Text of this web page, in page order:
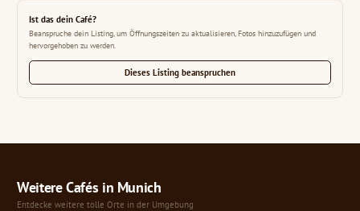
Ist das dein Café?
Beanspruche dein Listing, um Öffnungszeiten zu aktualisieren, Fotos hinzuzufügen und
hervorgehoben zu werden.
Dieses Listing beanspruchen
Weitere Cafés in Munich
Entdecke weitere tolle Orte in der Umgebung